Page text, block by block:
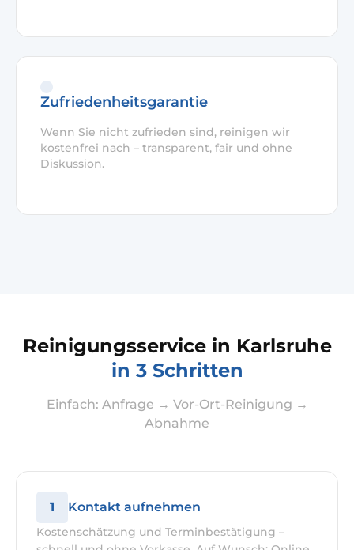
Zufriedenheitsgarantie
Wenn Sie nicht zufrieden sind, reinigen wir
kostenfrei nach – transparent, fair und ohne
Diskussion.
Reinigungsservice in Karlsruhe
in 3 Schritten
Einfach: Anfrage → Vor-Ort-Reinigung →
Abnahme
1 Kontakt aufnehmen
Kostenschätzung und Terminbestätigung –